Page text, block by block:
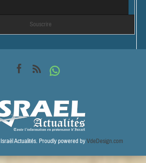
Actualités. Proudly powered byVdeDesign.com